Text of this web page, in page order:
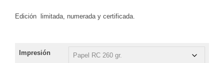
hasta
Edición limitada, numerada y certificada.
Impresión